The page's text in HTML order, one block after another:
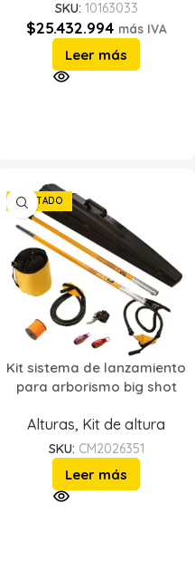
SKU: 10163033
$25.432.994 más IVA
Leer más
AGOTADO
Kit sistema de lanzamiento
para arborismo big shot
Alturas, Kit de altura
SKU: CM2026351
Leer más